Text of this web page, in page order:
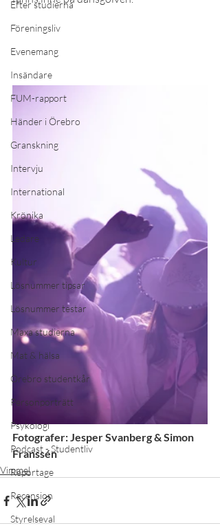
Efter studierna
Föreningsliv
Evenemang
Insändare
FUM-rapport
Händer i Örebro
Granskning
Intervju
International
Krönika
Ledare
Kultur
Lösnummer tipsar
Lösnummer testar
Maxa studierna
Mat & hälsa
Örebro studentkår
Personporträtt
Psykologi
Podcast - Studentliv
Reportage
Recension
Styrelseval
Fotografer: Jesper Svanberg & Simon
Franssén
Vimmel